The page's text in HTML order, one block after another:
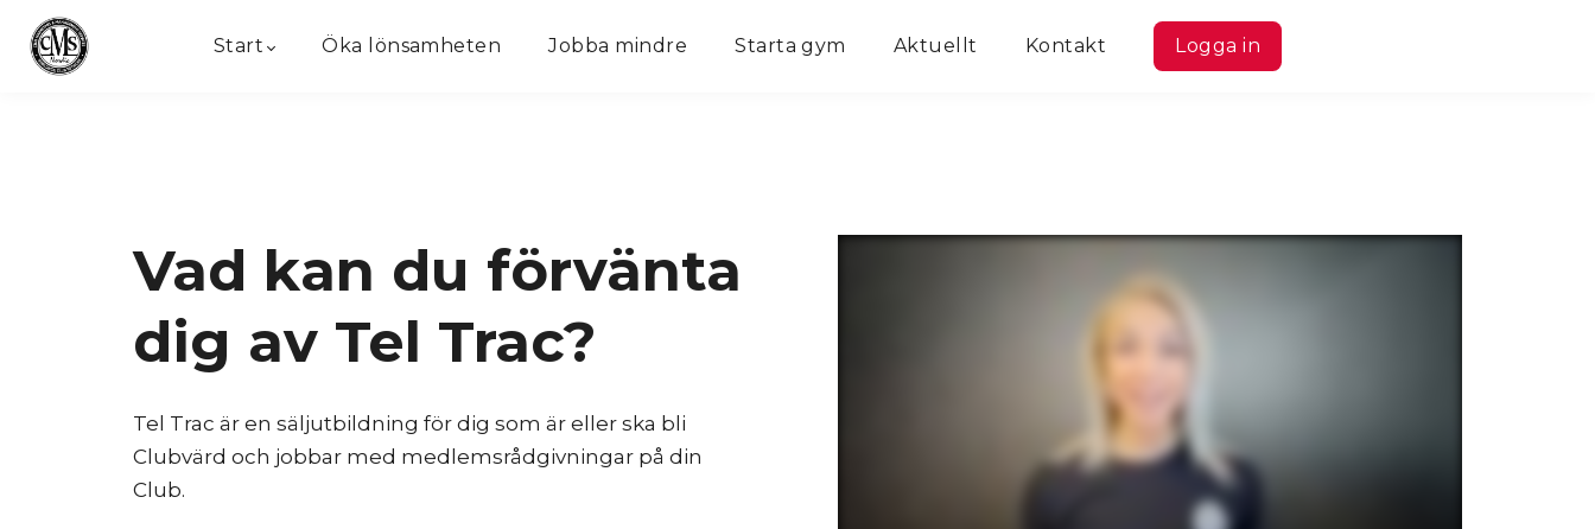
Start Öka lönsamheten Jobba mindre Starta gym Aktuellt Kontakt Logga in
Vad kan du förvänta
dig av Tel Trac?
Tel Trac är en säljutbildning för dig som är eller ska bli
Clubvärd och jobbar med medlemsrådgivningar på din
Club.